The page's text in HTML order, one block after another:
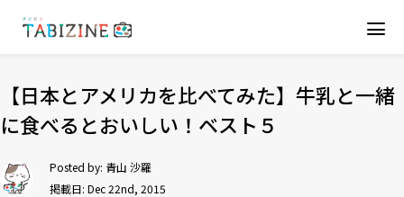
【日本とアメリカを比べてみた】牛乳と一緒
に食べるとおいしい！ベスト５
Posted by: 青山 沙羅
掲載日: Dec 22nd, 2015